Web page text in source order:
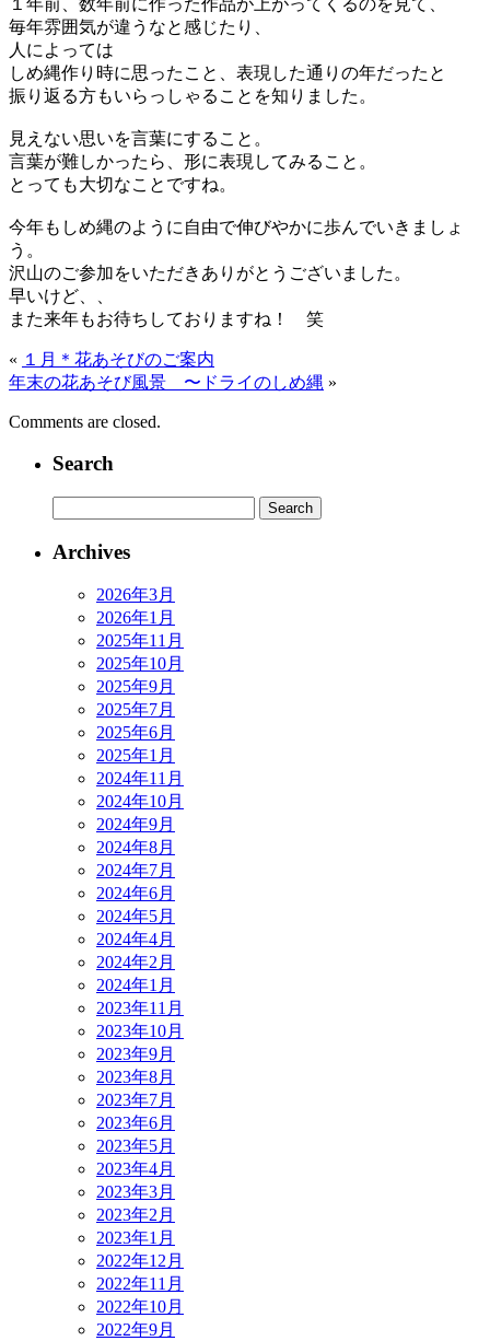
毎年雰囲気が違うなと感じたり、
人によっては
しめ縄作り時に思ったこと、表現した通りの年だったと
振り返る方もいらっしゃることを知りました。
見えない思いを言葉にすること。
言葉が難しかったら、形に表現してみること。
とっても大切なことですね。
今年もしめ縄のように自由で伸びやかに歩んでいきましょ
う。
沢山のご参加をいただきありがとうございました。
早いけど、、
また来年もお待ちしておりますね！ 笑
« １月＊花あそびのご案内
年末の花あそび風景 〜ドライのしめ縄 »
Comments are closed.
Search
Archives
2026年3月
2026年1月
2025年11月
2025年10月
2025年9月
2025年7月
2025年6月
2025年1月
2024年11月
2024年10月
2024年9月
2024年8月
2024年7月
2024年6月
2024年5月
2024年4月
2024年2月
2024年1月
2023年11月
2023年10月
2023年9月
2023年8月
2023年7月
2023年6月
2023年5月
2023年4月
2023年3月
2023年2月
2023年1月
2022年12月
2022年11月
2022年10月
2022年9月